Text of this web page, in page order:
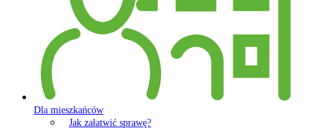
Dla mieszkańców
Jak załatwić sprawę?